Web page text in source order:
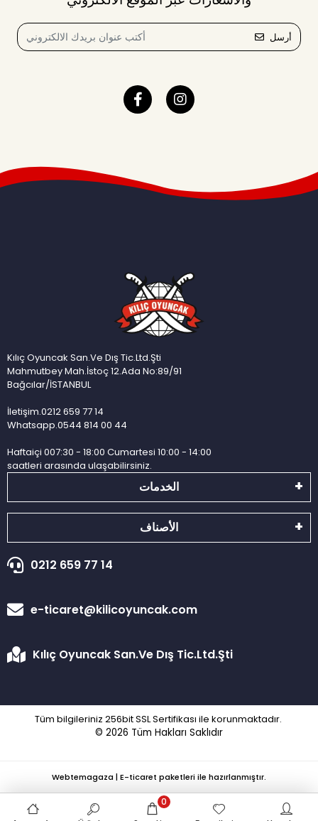
أرسل
Kılıç Oyuncak San.Ve Dış Tic.Ltd.Şti
Mahmutbey Mah.İstoç 12.Ada No:89/91
Bağcılar/İSTANBUL
İletişim.0212 659 77 14
Whatsapp.0544 814 00 44
Haftaiçi 007:30 - 18:00 Cumartesi 10:00 - 14:00
saatleri arasında ulaşabilirsiniz.
الخدمات
الأصناف
0212 659 77 14
e-ticaret@kilicoyuncak.com
Kılıç Oyuncak San.Ve Dış Tic.Ltd.Şti
Tüm bilgileriniz 256bit SSL Sertifikası ile korunmaktadır.
© 2026 Tüm Hakları Saklıdır
0
Webtemagaza | E-ticaret paketleri ile hazırlanmıştır.